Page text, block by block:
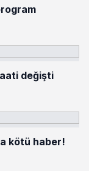
değişti
kötü haber!